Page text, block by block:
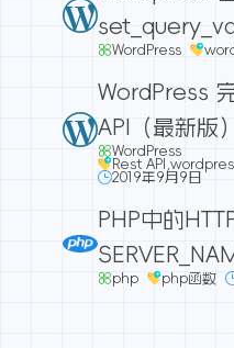
WordPress
WordPress
API（最新版）
WordPress
Rest API
2019年9月9日
PHP中的
php php函数